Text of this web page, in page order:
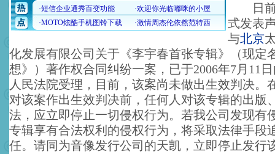
日前
式发表
与北京
化发展有限公司关于《李宇春首张专辑》（现定
想》）著作权合同纠纷一案，已于2006年7月11
人民法院受理，目前，该案尚未做出生效判决。
对该案作出生效判决前，任何人对该专辑的出版
法，应立即停止一切侵权行为。若我公司发现有
专辑享有合法权利的侵权行为，将采取法律手段
任。请同为音像发行公司的天凯，立即停止发行